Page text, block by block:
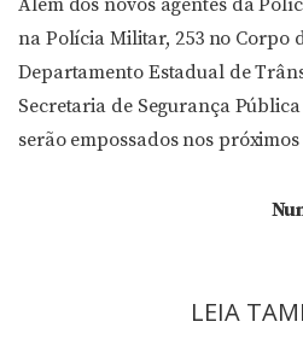
na Polícia Militar, 253 no Corpo
Departamento Estadual de
Secretaria de Segurança
serão empossados nos próximos
LEIA